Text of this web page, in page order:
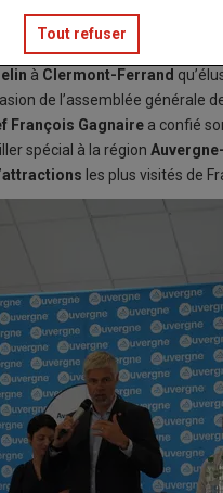
coprésidence de
à Clermont-Ferrand
de l’assemblée générale
François Gagnaire a confié
spécial à la région
les plus visités de
Tout refuser